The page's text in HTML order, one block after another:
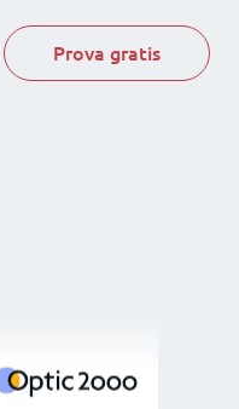
Prova gratis